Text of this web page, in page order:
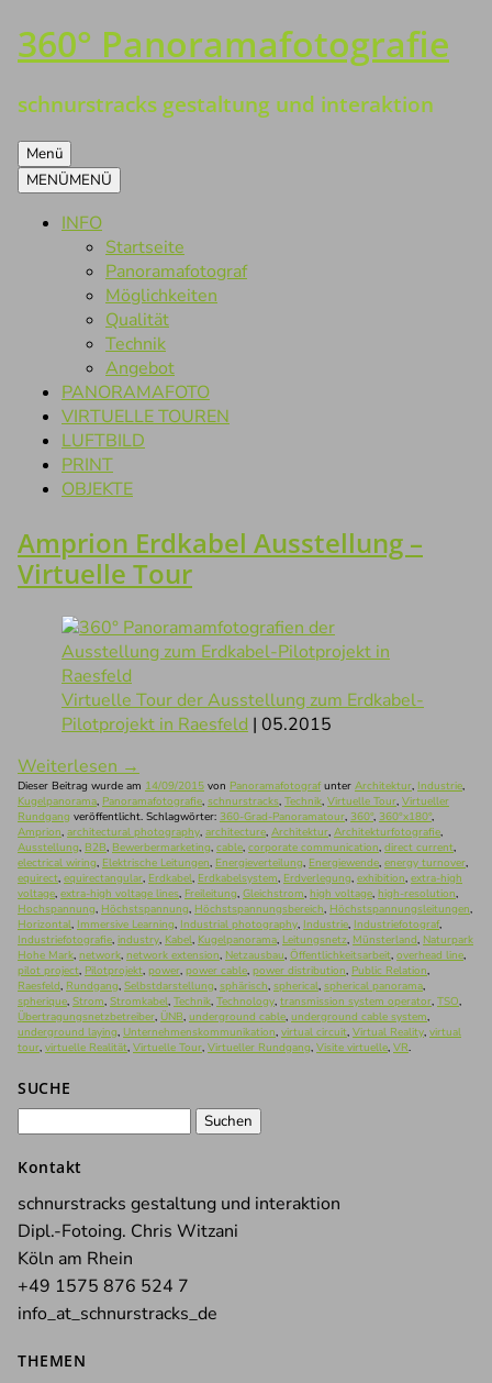
Zum
Inhalt
360° Panoramafotografie
schnurstracks gestaltung und interaktion
Menü
MENÜMENÜ
INFO
Startseite
Panoramafotograf
Möglichkeiten
Qualität
Technik
Angebot
PANORAMAFOTO
VIRTUELLE TOUREN
LUFTBILD
PRINT
OBJEKTE
Amprion Erdkabel Ausstellung –
Virtuelle Tour
Virtuelle Tour der Ausstellung zum Erdkabel-
Pilotprojekt in Raesfeld | 05.2015
Weiterlesen →
Dieser Beitrag wurde am 14/09/2015 von Panoramafotografunter Architektur, Industrie,
Kugelpanorama, Panoramafotografie, schnurstracks, Technik, Virtuelle Tour, Virtueller
Rundgang veröffentlicht. Schlagwörter: 360-Grad-Panoramatour, 360°, 360°x180°,
Amprion, architectural photography, architecture, Architektur, Architekturfotografie,
Ausstellung, B2B, Bewerbermarketing, cable, corporate communication, direct current,
electrical wiring, Elektrische Leitungen, Energieverteilung, Energiewende, energy turnover,
equirect, equirectangular, Erdkabel, Erdkabelsystem, Erdverlegung, exhibition, extra-high
voltage, extra-high voltage lines, Freileitung, Gleichstrom, high voltage, high-resolution,
Hochspannung, Höchstspannung, Höchstspannungsbereich, Höchstspannungsleitungen,
Horizontal, Immersive Learning, Industrial photography, Industrie, Industriefotograf,
Industriefotografie, industry, Kabel, Kugelpanorama, Leitungsnetz, Münsterland, Naturpark
Hohe Mark, network, network extension, Netzausbau, Öffentlichkeitsarbeit, overhead line,
pilot project, Pilotprojekt, power, power cable, power distribution, Public Relation,
Raesfeld, Rundgang, Selbstdarstellung, sphärisch, spherical, spherical panorama,
spherique, Strom, Stromkabel, Technik, Technology, transmission system operator, TSO,
Übertragungsnetzbetreiber, ÜNB, underground cable, underground cable system,
underground laying, Unternehmenskommunikation, virtual circuit, Virtual Reality, virtual
tour, virtuelle Realität, Virtuelle Tour, Virtueller Rundgang, Visite virtuelle, VR.
SUCHE
Kontakt
schnurstracks gestaltung und interaktion
Dipl.-Fotoing. Chris Witzani
Köln am Rhein
+49 1575 876 524 7
info_at_schnurstracks_de
THEMEN